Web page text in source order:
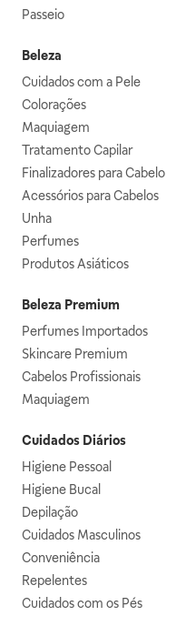
Passeio
Beleza
Cuidados com a Pele
Colorações
Maquiagem
Tratamento Capilar
Finalizadores para Cabelo
Acessórios para Cabelos
Unha
Perfumes
Produtos Asiáticos
Beleza Premium
Perfumes Importados
Skincare Premium
Cabelos Profissionais
Maquiagem
Cuidados Diários
Higiene Pessoal
Higiene Bucal
Depilação
Cuidados Masculinos
Conveniência
Repelentes
Cuidados com os Pés